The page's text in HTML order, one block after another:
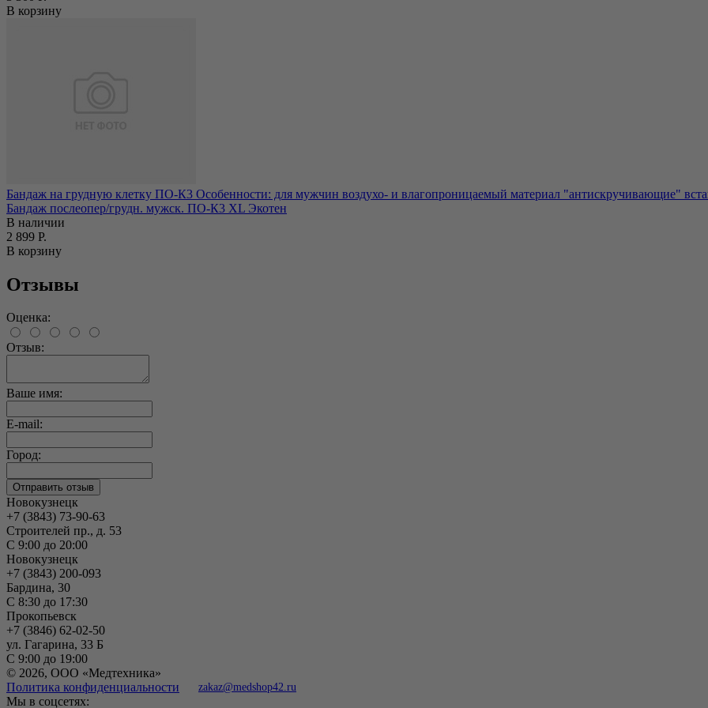
В корзину
Бандаж на грудную клетку ПО-К3 Особенности: для мужчин воздухо- и влагопроницаемый материал "антискручивающие"
Бандаж послеопер/грудн. мужск. ПО-К3 ХL Экотен
В наличии
2 899 Р.
В корзину
Отзывы
Оценка:
Отзыв:
Ваше имя:
E-mail:
Город:
Новокузнецк
+7 (3843) 73-90-63
Строителей пр., д. 53
С 9:00 до 20:00
Новокузнецк
+7 (3843) 200-093
Бардина, 30
С 8:30 до 17:30
Прокопьевск
+7 (3846) 62-02-50
ул. Гагарина, 33 Б
С 9:00 до 19:00
© 2026, ООО «Медтехника»
Политика конфиденциальности
zakaz@medshop42.ru
Мы в соцсетях: